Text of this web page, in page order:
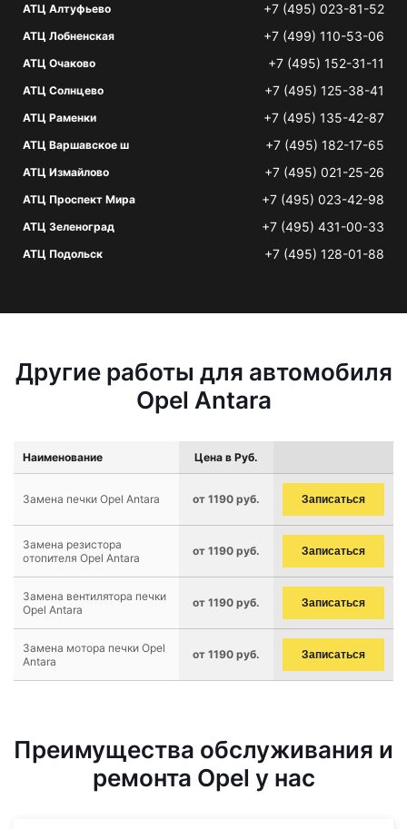
АТЦ Алтуфьево +7 (495) 023-81-52
АТЦ Лобненская +7 (499) 110-53-06
АТЦ Очаково +7 (495) 152-31-11
АТЦ Солнцево +7 (495) 125-38-41
АТЦ Раменки +7 (495) 135-42-87
АТЦ Варшавское ш +7 (495) 182-17-65
АТЦ Измайлово +7 (495) 021-25-26
АТЦ Проспект Мира +7 (495) 023-42-98
АТЦ Зеленоград +7 (495) 431-00-33
АТЦ Подольск +7 (495) 128-01-88
Другие работы для автомобиля
Opel Antara
Наименование Цена в Руб.
Замена печки Opel Antara от 1190 руб. Записаться
Замена резистора
отопителя Opel Antara
от 1190 руб. Записаться
Замена вентилятора печки
Opel Antara
от 1190 руб. Записаться
Замена мотора печки Opel
Antara
от 1190 руб. Записаться
Преимущества обслуживания и
ремонта Opel у нас